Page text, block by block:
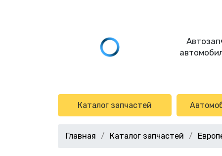
Каталог запчастей
Главная Каталог запчастей